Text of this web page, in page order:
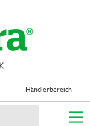
Händlerbereich